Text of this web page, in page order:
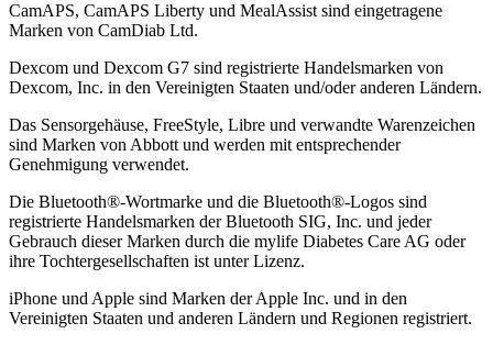
CamAPS, CamAPS Liberty und MealAssist sind eingetragene
Marken von CamDiab Ltd.
Dexcom und Dexcom G7 sind registrierte Handelsmarken von
Dexcom, Inc. in den Vereinigten Staaten und/oder anderen Ländern.
Das Sensorgehäuse, FreeStyle, Libre und verwandte Warenzeichen
sind Marken von Abbott und werden mit entsprechender
Genehmigung verwendet.
Die Bluetooth®-Wortmarke und die Bluetooth®-Logos sind
registrierte Handelsmarken der Bluetooth SIG, Inc. und jeder
Gebrauch dieser Marken durch die mylife Diabetes Care AG oder
ihre Tochtergesellschaften ist unter Lizenz.
iPhone und Apple sind Marken der Apple Inc. und in den
Vereinigten Staaten und anderen Ländern und Regionen registriert.